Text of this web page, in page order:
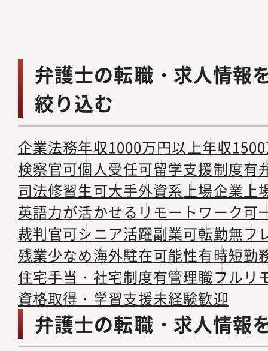
弁護士の転職・求人情報
絞り込む
企業法務年収1000万円以上年収
検察官可個人受任可留学支援制度有
司法修習生可大手外資系上場企業上
英語力が活かせる リモートワーク可
裁判官可シニア活躍副業可転勤無フ
残業少なめ海外駐在可能性有時短勤
住宅手当・社宅制度有管理職フルリ
資格取得・学習支援未経験歓迎
弁護士の転職・求人情報